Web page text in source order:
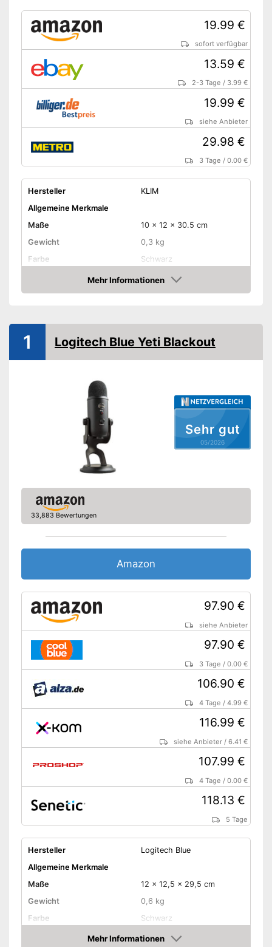
19.99 €
sofort verfügbar
13.59 €
2-3 Tage / 3.99 €
19.99 €
siehe Anbieter
29.98 €
3 Tage /0.00 €
Hersteller
KLIM
Allgemeine Merkmale
Maße
10 x 12 x 30.5 cm
Gewicht
0,3 kg
Farbe
Schwarz
USB-Anschluss
Internetzugang problemlos
Amazon Lieferzeit
sofort verfügbar
Mehr Informationen
Amazon
Sehr gut
05/2026
1 Logitech Blue Yeti Blackout
33,883 Bewertungen
Amazon
97.90 €
siehe Anbieter
97.90 €
3 Tage /0.00 €
106.90 €
4 Tage /4.99 €
116.99 €
siehe Anbieter /6.41 €
107.99 €
4 Tage /0.00 €
118.13 €
5 Tage
Hersteller
Logitech Blue
Allgemeine Merkmale
Maße
12 x 12,5 x 29,5 cm
Gewicht
0,6 kg
Farbe
Schwarz
Mehr Informationen